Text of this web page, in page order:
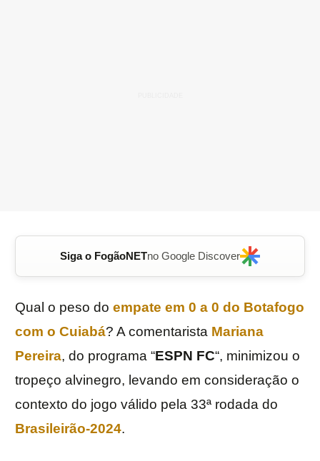
Siga o FogãoNETno Google Discover
Qual o peso do empate em 0 a 0 do Botafogo
com o Cuiabá? A comentarista Mariana
Pereira, do programa “ESPN FC“, minimizou o
tropeço alvinegro, levando em consideração o
contexto do jogo válido pela 33ª rodada do
Brasileirão-2024.